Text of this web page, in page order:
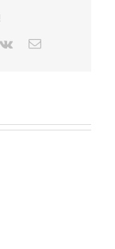
Vk Email